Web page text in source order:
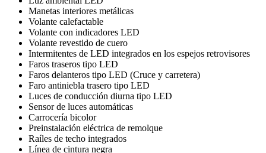
Manetas interiores metálicas
Volante calefactable
Volante con indicadores LED
Volante revestido de cuero
Intermitentes de LED integrados en los espejos retrovisores
Faros traseros tipo LED
Faros delanteros tipo LED (Cruce y carretera)
Faro antiniebla trasero tipo LED
Luces de conducción diurna tipo LED
Sensor de luces automáticas
Carrocería bicolor
Preinstalación eléctrica de remolque
Raíles de techo integrados
Línea de cintura negra